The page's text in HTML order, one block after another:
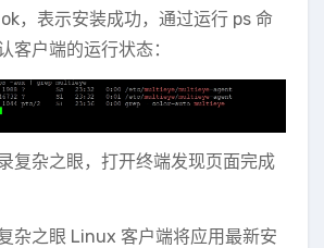
，表示安装成功，通过运行 ps 命
客户端的运行状态：
复杂之眼，打开终端发现页面完成
杂之眼 Linux 客户端将应用最新安